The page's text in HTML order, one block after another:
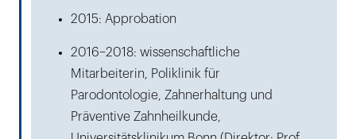
2015: Approbation
2016–2018: wissenschaftliche
Mitarbeiterin, Poliklinik für
Parodontologie, Zahnerhaltung und
Präventive Zahnheilkunde,